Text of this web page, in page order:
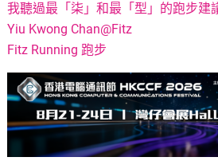
我聽過最「柒」和最「型」的跑步建
Yiu Kwong Chan@Fitz
Fitz Running 跑步